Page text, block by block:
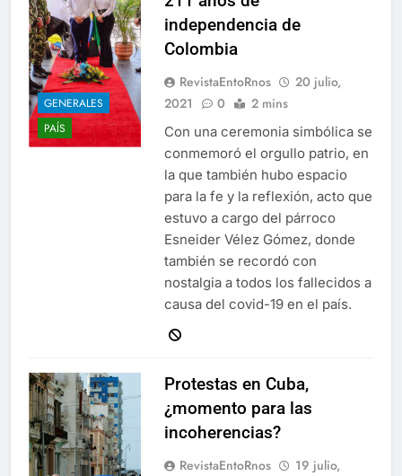
GENERALES
PAÍS
independencia de
Colombia
RevistaEntoRnos
20 julio,
2021
0 2 mins
Con una ceremonia simbólica se
conmemoró el orgullo patrio, en
la que también hubo espacio
para la fe y la reflexión, acto que
estuvo a cargo del párroco
Esneider Vélez Gómez, donde
también se recordó con
nostalgia a todos los fallecidos a
causa del covid-19 en el país.
Protestas en Cuba,
¿momento para las
incoherencias?
RevistaEntoRnos
19 julio,